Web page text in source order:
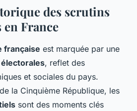
des scrutins
France
française est marquée par une
, reflet des
et sociales du pays.
la Cinquième République, les
sont des moments clés